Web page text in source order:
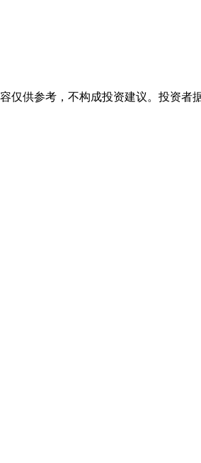
供参考，不构成投资建议。投资者